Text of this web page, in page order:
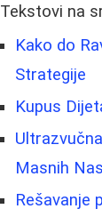
Tekstovi na
Kako do
Strategije
Kupus
Masnih
Rešavanje